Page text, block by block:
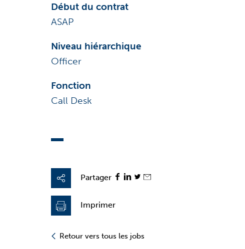
Début du contrat
ASAP
Niveau hiérarchique
Officer
Fonction
Call Desk
Partager
Imprimer
Retour vers tous les jobs